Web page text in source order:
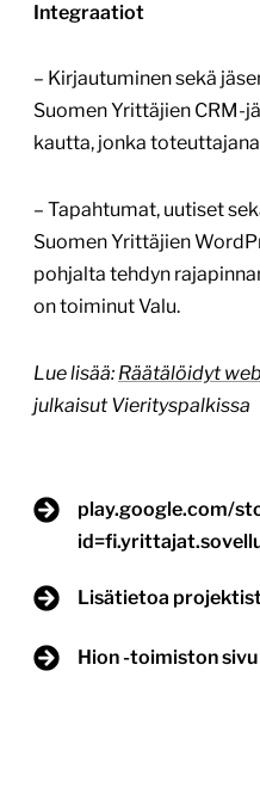
Integraatiot
– Kirjautuminen sekä
Suomen Yrittäjien CRM-
kautta, jonka
– Tapahtumat, uutiset
Suomen Yrittäjien
pohjalta tehdyn
on toiminut Valu.
Lue lisää: Räätälöidyt
julkaisut Vierityspalkissa
play.google.com/
Lisätietoa
Hion -toimiston sivu